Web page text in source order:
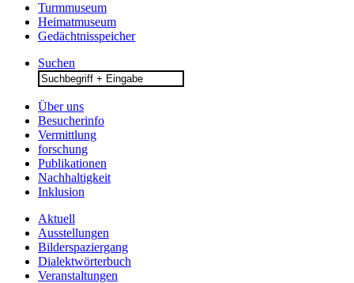
Turmmuseum
Heimatmuseum
Gedächtnisspeicher
Suchen
Search
for:
Über uns
Besucherinfo
Vermittlung
forschung
Publikationen
Nachhaltigkeit
Inklusion
Aktuell
Ausstellungen
Bilderspaziergang
Dialektwörterbuch
Veranstaltungen